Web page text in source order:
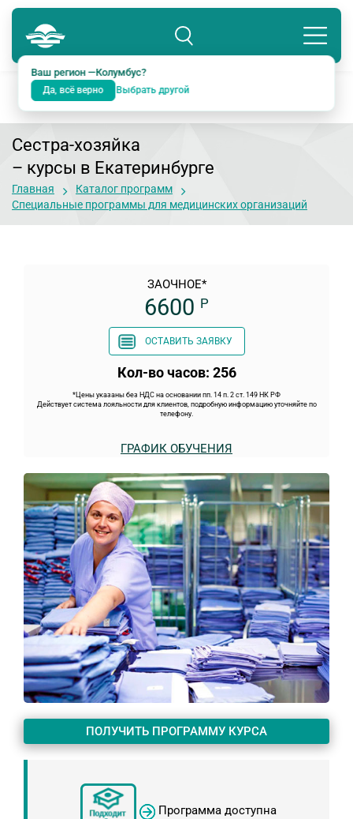
Колумбус
Подразделение: Екатеринбург
Ваш регион —Колумбус?
Да, всё верно Выбрать другой
8 800 234-18-38
Сестра-хозяйка
– курсы в Екатеринбурге
Главная
Каталог программ
Специальные программы для медицинских организаций
ЗАОЧНОЕ*
6600 Р
ОСТАВИТЬ ЗАЯВКУ
Кол-во часов: 256
*Цены указаны без НДС на основании пп. 14 п. 2 ст. 149 НК РФ
Действует система лояльности для клиентов, подробную информацию уточняйте по
телефону.
ГРАФИК ОБУЧЕНИЯ
ПОЛУЧИТЬ ПРОГРАММУ КУРСА
Программа доступна